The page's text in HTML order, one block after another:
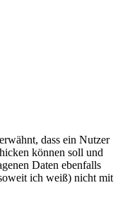
dass ein Nutzer
können soll und
Daten ebenfalls
ich weiß) nicht mit